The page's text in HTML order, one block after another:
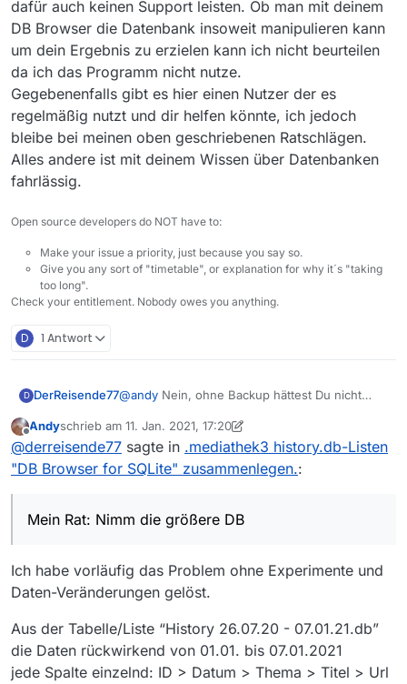
dafür auch keinen Support leisten. Ob man mit deinem
DB Browser die Datenbank insoweit manipulieren kann
um dein Ergebnis zu erzielen kann ich nicht beurteilen
da ich das Programm nicht nutze.
Gegebenenfalls gibt es hier einen Nutzer der es
regelmäßig nutzt und dir helfen könnte, ich jedoch
bleibe bei meinen oben geschriebenen Ratschlägen.
Alles andere ist mit deinem Wissen über Datenbanken
fahrlässig.
Open source developers do NOT have to:
Make your issue a priority, just because you say so.
Give you any sort of "timetable", or explanation for why it´s "taking
too long".
Check your entitlement. Nobody owes you anything.
D 1 Antwort
D DerReisende77@andy Nein, ohne Backup hättest Du nicht
die unterschiedlichen Datenbanken auch nicht
zusammenführen. Denn dazu müsste es
hellsehen können welche Dateien es denn
Ich rate nicht ohne Grund davon ab, an
Programmdateien herumzuspielen wenn man
nicht weiß wie das Gesamtsystem funktioniert
Wenn Du keine Kenntnisse von SQL und
Tabelle hast wirst Du relativ schlechte Karten
rate Dir auch genau deswegen von
funktionieren (was Du ggf. auch nicht sofort
entdecken wirst).
wieder richtig und schreibe die anderen Daten
Offline
Andyschrieb am 11. Jan. 2021, 17:20
zuletzt editiert von Andy 1. Nov. 2021, 18:34
@derreisende77 sagte in .mediathek3 history.db-Listen
"DB Browser for SQLite" zusammenlegen.:
Mein Rat: Nimm die größere DB
Ich habe vorläufig das Problem ohne Experimente und
Daten-Veränderungen gelöst.
Aus der Tabelle/Liste “History 26.07.20 - 07.01.21.db”
die Daten rückwirkend von 01.01. bis 07.01.2021
jede Spalte einzelnd: ID > Datum > Thema > Titel > Url